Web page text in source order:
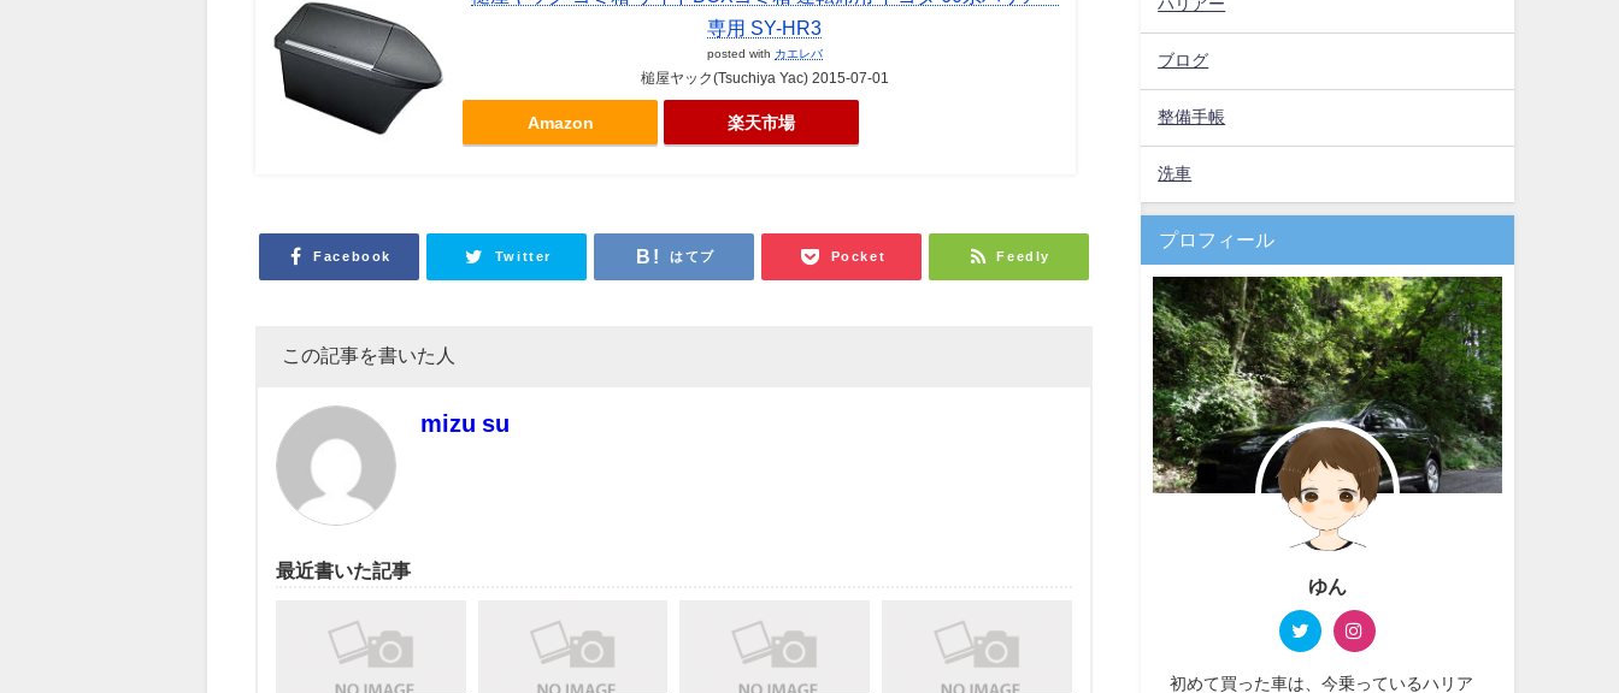
専用 SY-HR3
posted with カエレバ
槌屋ヤック(Tsuchiya Yac) 2015-07-01
Amazon 楽天市場
Facebook Twitter はてブ Pocket Feedly
この記事を書いた人
mizu su
最近書いた記事
ハリアー
ブログ
整備手帳
洗車
プロフィール
ゆん
初めて買った車は、今乗っているハリア